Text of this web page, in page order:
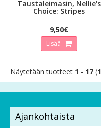
Taustaleimasin, Nellie's
Choice: Stripes
9,50€
Lisää
Näytetään tuotteet 1 - 17 (
Ajankohtaista